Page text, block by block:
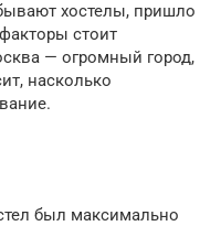
хостелы, пришло
стоит
— огромный город,
насколько
был максимально